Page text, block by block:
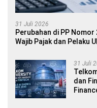
31 Juli 2026
Perubahan di PP Nomor
Wajib Pajak dan Pelaku
31 Juli
dan